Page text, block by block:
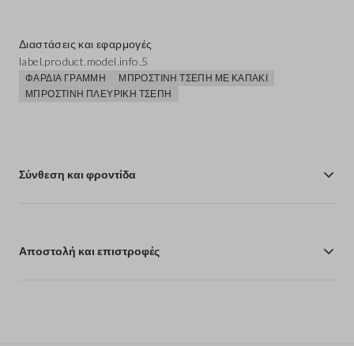
Διαστάσεις και εφαρμογές
label.product.model.info.5
ΦΑΡΔΙΆ ΓΡΑΜΜΉ
ΜΠΡΟΣΤΙΝΉ ΤΣΈΠΗ ΜΕ ΚΑΠΆΚΙ
ΜΠΡΟΣΤΙΝΉ ΠΛΕΥΡΙΚΉ ΤΣΈΠΗ
Σύνθεση και φροντίδα
Αποστολή και επιστροφές